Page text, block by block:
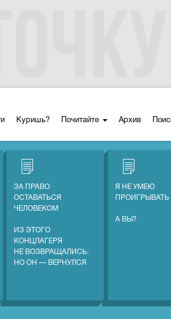
Куришь? Почитайте Архив
ЗА ПРАВО
ОСТАВАТЬСЯ
ЧЕЛОВЕКОМ
ИЗ ЭТОГО
КОНЦЛАГЕРЯ
НЕ ВОЗВРАЩАЛИСЬ.
НО ОН — ВЕРНУЛСЯ
Я НЕ УМЕЮ
ПРОИГРЫВАТЬ
А ВЫ?